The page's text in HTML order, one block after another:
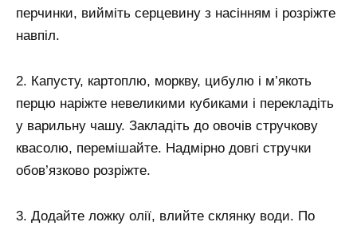
перчинки, вийміть серцевину з насінням і розріжте
навпіл.
2. Капусту, картоплю, моркву, цибулю і м’якоть
перцю наріжте невеликими кубиками і перекладіть
у варильну чашу. Закладіть до овочів стручкову
квасолю, перемішайте. Надмірно довгі стручки
обов’язково розріжте.
3. Додайте ложку олії, влийте склянку води. По